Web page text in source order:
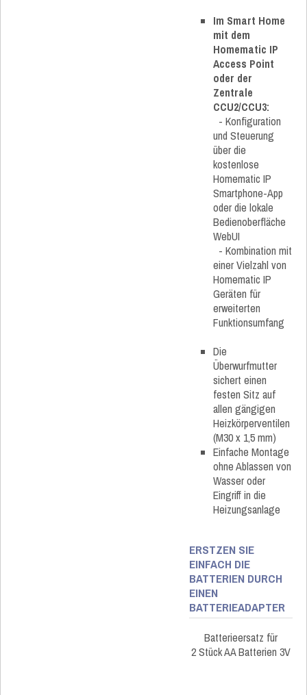
Im Smart Home
mit dem
Homematic IP
Access Point
oder der
Zentrale
CCU2/CCU3:
- Konfiguration
und Steuerung
über die
kostenlose
Homematic IP
Smartphone-App
oder die lokale
Bedienoberfläche
WebUI
- Kombination mit
einer Vielzahl von
Homematic IP
Geräten für
erweiterten
Funktionsumfang
Die
Überwurfmutter
sichert einen
festen Sitz auf
allen gängigen
Heizkörperventilen
(M30 x 1,5 mm)
Einfache Montage
ohne Ablassen von
Wasser oder
Eingriff in die
Heizungsanlage
ERSTZEN SIE
EINFACH DIE
BATTERIEN DURCH
EINEN
BATTERIEADAPTER
Batterieersatz für
2 Stück AA Batterien 3V